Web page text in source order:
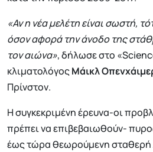
«Αν η νέα μελέτη είναι σωστή,
όσον αφορά την άνοδο της
τον αιώνα», δήλωσε στο
κλιματολόγοςΜάικλ
Πρίνστον.
Η συγκεκριμένη έρευνα-οι
πρέπει να επιβεβαιωθούν-
έως τώρα θεωρούμενη σταθερή